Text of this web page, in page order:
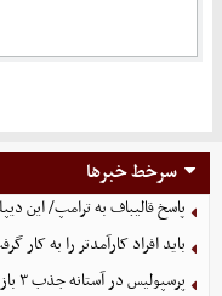
سرخط خبرها
پاسخ قالیباف به ترامپ/ این
باید افراد کارآمدتر را به کار
پرسپولیس در آستانه جذب ۳ بازیکن جدید